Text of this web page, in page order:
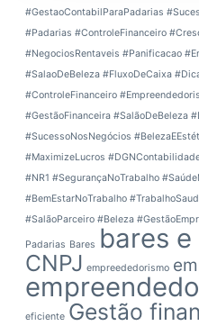
#GestaoContabilParaPadarias
#Padarias #ControleFinanceiro
#NegociosRentaveis #Panificacao
#SalaoDeBeleza #FluxoDeCaixa
#ControleFinanceiro
#GestãoFinanceira #SalãoDeBeleza
#SucessoNosNegócios
#MaximizeLucros
#NR1 #SegurançaNoTrabalho
#BemEstarNoTrabalho
#SalãoParceiro #Beleza
Padarias Bares bares
CNPJ empreededorismo
eficiente Gestão